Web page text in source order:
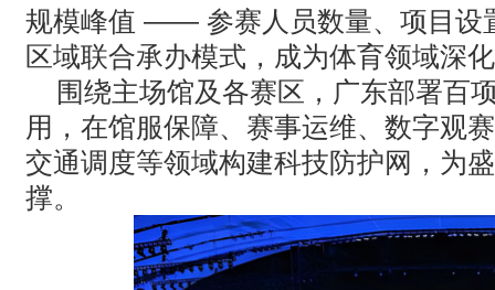
· 松下投影机赋能LYMB.iO的MultiBall系统，打造新一代体育与
规模峰值 —— 参赛人员数量、项目设
区域联合承办模式，成为体育领域深
围绕主场馆及各赛区，广东部署百
用，在馆服保障、赛事运维、数字观
交通调度等领域构建科技防护网，为
撑。